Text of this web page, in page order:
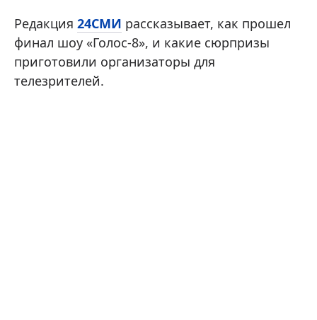
Редакция 24СМИ рассказывает, как прошел
финал шоу «Голос-8», и какие сюрпризы
приготовили организаторы для
телезрителей.